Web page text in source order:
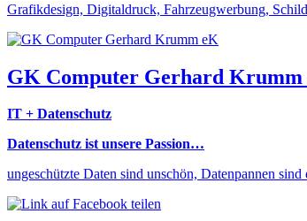
Grafikdesign, Digitaldruck, Fahrzeugwerbung,
GK Computer Gerhard Krumm
IT + Datenschutz
Datenschutz ist unsere Passion…
ungeschützte Daten sind unschön, Datenpannen